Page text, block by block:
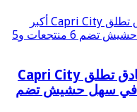
مجموعة بيك الباتروس للفنادق تطلق Capri City
في سهل حشيش تضم